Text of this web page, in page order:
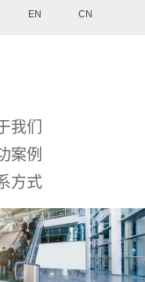
CN
EN
我们
案例
方式